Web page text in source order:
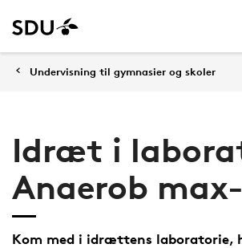
Undervisning til gymnasier og skoler
Idræt i
Anaerob
Kom med i idrættens laboratorie,